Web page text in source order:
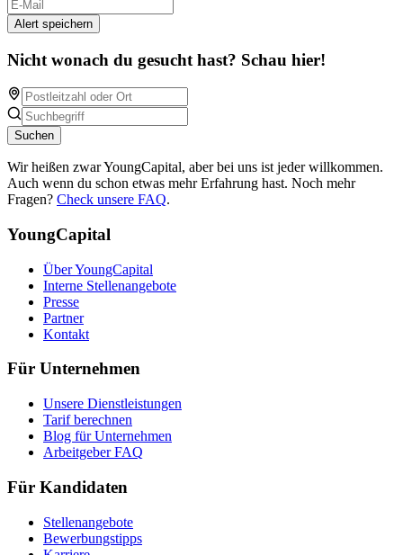
Alert speichern
Nicht wonach du gesucht hast? Schau hier!
Suchen
Wir heißen zwar YoungCapital, aber bei uns ist jeder willkommen.
Auch wenn du schon etwas mehr Erfahrung hast. Noch mehr
Fragen? Check unsere FAQ.
YoungCapital
Über YoungCapital
Interne Stellenangebote
Presse
Partner
Kontakt
Für Unternehmen
Unsere Dienstleistungen
Tarif berechnen
Blog für Unternehmen
Arbeitgeber FAQ
Für Kandidaten
Stellenangebote
Bewerbungstipps